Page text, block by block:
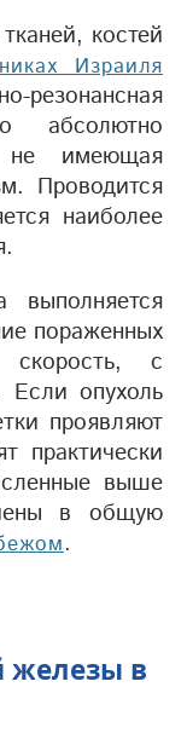
костей
Израиля
не имеющая
Проводится
наиболее
пораженных
скорость, с
Если опухоль
проявляют
практически
выше
в общую
.
железы в